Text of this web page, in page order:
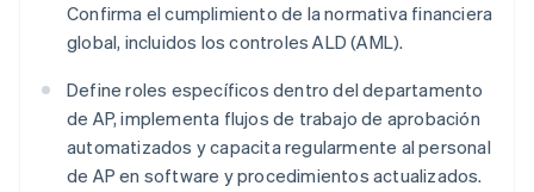
Confirma el cumplimiento de la normativa financiera
global, incluidos los controles ALD (AML).
Define roles específicos dentro del departamento
de AP, implementa flujos de trabajo de aprobación
automatizados y capacita regularmente al personal
de AP en software y procedimientos actualizados.